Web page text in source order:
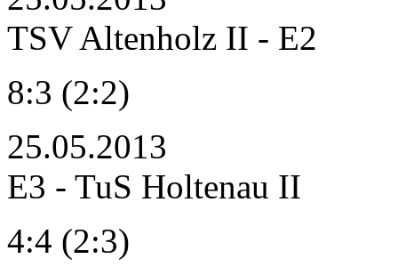
TSV Altenholz II - E2
8:3 (2:2)
25.05.2013
E3 - TuS Holtenau II
4:4 (2:3)